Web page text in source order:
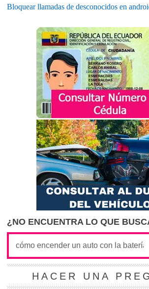
Bloquear llamadas de desconocidos en
¿NO ENCUENTRA LO QUE
HACER UNA